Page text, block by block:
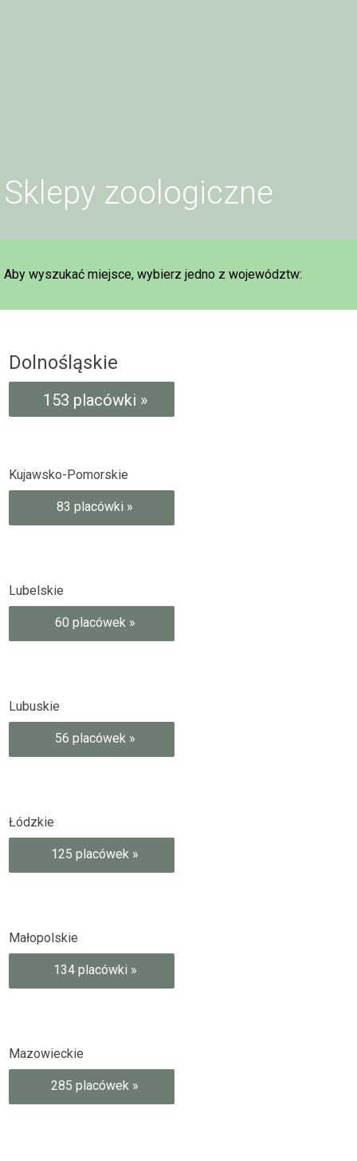
Sklepy zoologiczne
Aby wyszukać miejsce, wybierz jedno z województw:
Dolnośląskie
153 placówki »
Kujawsko-Pomorskie
83 placówki »
Lubelskie
60 placówek »
Lubuskie
56 placówek »
Łódzkie
125 placówek »
Małopolskie
134 placówki »
Mazowieckie
285 placówek »